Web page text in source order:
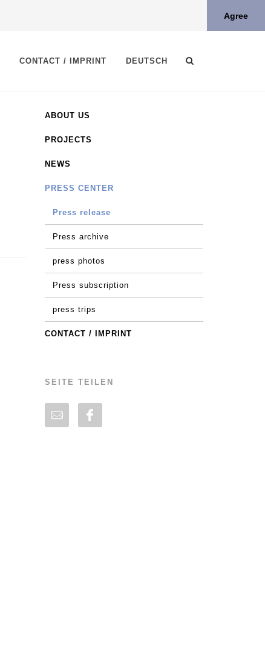
Agree
CONTACT / IMPRINT DEUTSCH
ABOUT US
PROJECTS
NEWS
PRESS CENTER
Press release
Press archive
press photos
Press subscription
press trips
CONTACT / IMPRINT
SEITE TEILEN